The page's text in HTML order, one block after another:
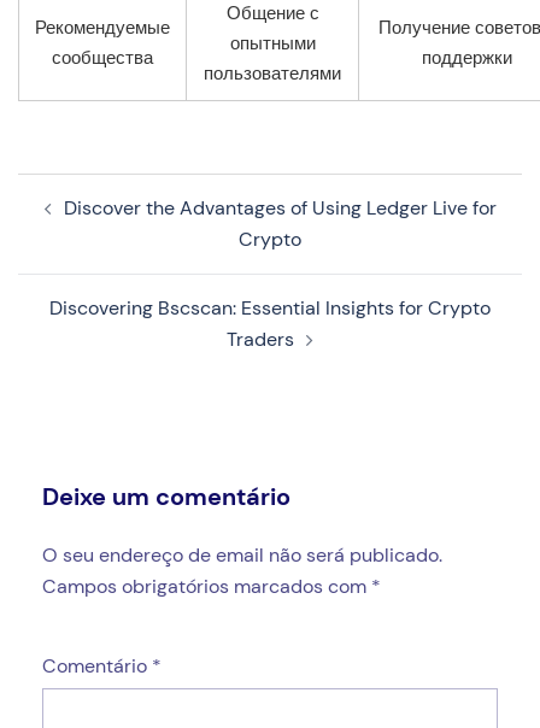
Рекомендуемые
сообщества
Общение с
опытными
пользователями
Получение
поддержки
de Discover the Advantages of Using Ledger Live for
Crypto
Discovering Bscscan: Essential Insights for Crypto
Traders
Deixe um comentário
O seu endereço de email não será publicado.
Campos obrigatórios marcados com *
Comentário *